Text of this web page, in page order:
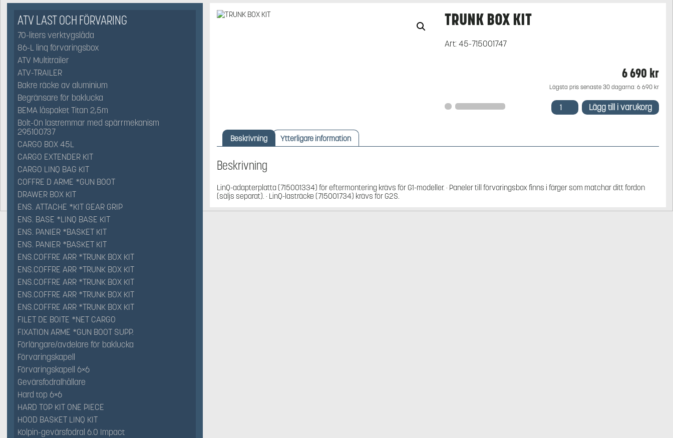
ATV LAST OCH FÖRVARING
70-liters verktygslåda
86-L linq förvaringsbox
ATV Multitrailer
ATV-TRAILER
Bakre räcke av aluminium
Begränsare för baklucka
BEMA låspaket Titan 2,5m
Bolt-On lastremmar med spärrmekanism
295100737
CARGO BOX 45L
CARGO EXTENDER KIT
CARGO LINQ BAG KIT
COFFRE D ARME *GUN BOOT
DRAWER BOX KIT
ENS. ATTACHE *KIT GEAR GRIP
ENS. BASE *LINQ BASE KIT
ENS. PANIER *BASKET KIT
ENS. PANIER *BASKET KIT
ENS.COFFRE ARR *TRUNK BOX KIT
ENS.COFFRE ARR *TRUNK BOX KIT
ENS.COFFRE ARR *TRUNK BOX KIT
ENS.COFFRE ARR *TRUNK BOX KIT
ENS.COFFRE ARR *TRUNK BOX KIT
FILET DE BOITE *NET CARGO
FIXATION ARME *GUN BOOT SUPP.
Förlängare/avdelare för baklucka
Förvaringskapell
Förvaringskapell 6×6
Gevärsfodralhållare
Hard top 6×6
HARD TOP KIT ONE PIECE
HOOD BASKET LINQ KIT
Kolpin-gevärsfodral 6.0 Impact
TRUNK BOX KIT
Art:45-715001747
6 690 kr
Lägsta pris senaste 30 dagarna: 6 690 kr
TRUNK
BOX Lägg till i varukorg
Beskrivning Ytterligare information
Beskrivning
LinQ-adapterplatta (715001334) för eftermontering krävs för G1-modeller. · Paneler till förvaringsbox finns i färger som matchar ditt fordon
(säljs separat). · LinQ-lasträcke (715001734) krävs för G2S.